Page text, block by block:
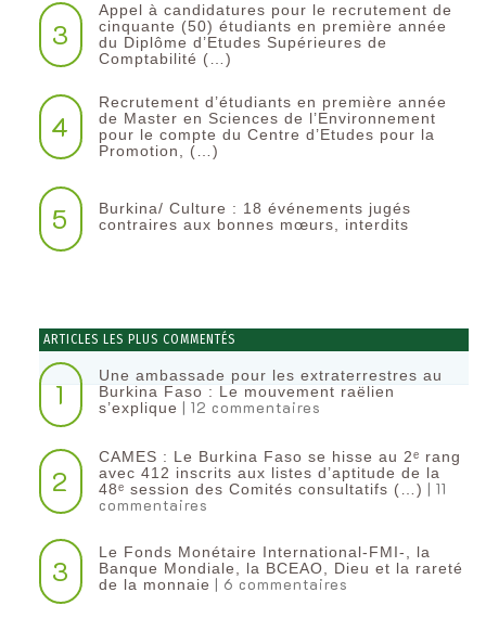
3
Appel à candidatures pour le recrutement de
cinquante (50) étudiants en première année
du Diplôme d’Etudes Supérieures de
Comptabilité (…)
4
Recrutement d’étudiants en première année
de Master en Sciences de l’Environnement
pour le compte du Centre d’Etudes pour la
Promotion, (…)
5
Burkina/ Culture : 18 événements jugés
contraires aux bonnes mœurs, interdits
ARTICLES LES PLUS COMMENTÉS
1
Une ambassade pour les extraterrestres au
Burkina Faso : Le mouvement raëlien
s’explique | 12 commentaires
2
CAMES : Le Burkina Faso se hisse au 2ᵉ rang
avec 412 inscrits aux listes d’aptitude de la
48ᵉ session des Comités consultatifs (…) | 11
commentaires
3
Le Fonds Monétaire International-FMI-, la
Banque Mondiale, la BCEAO, Dieu et la rareté
de la monnaie | 6 commentaires